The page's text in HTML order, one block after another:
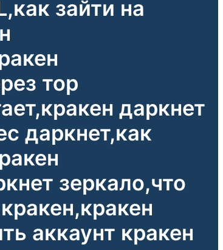
зайти на
тор
даркнет
даркнет,как
зеркало,что
аккаунт кракен